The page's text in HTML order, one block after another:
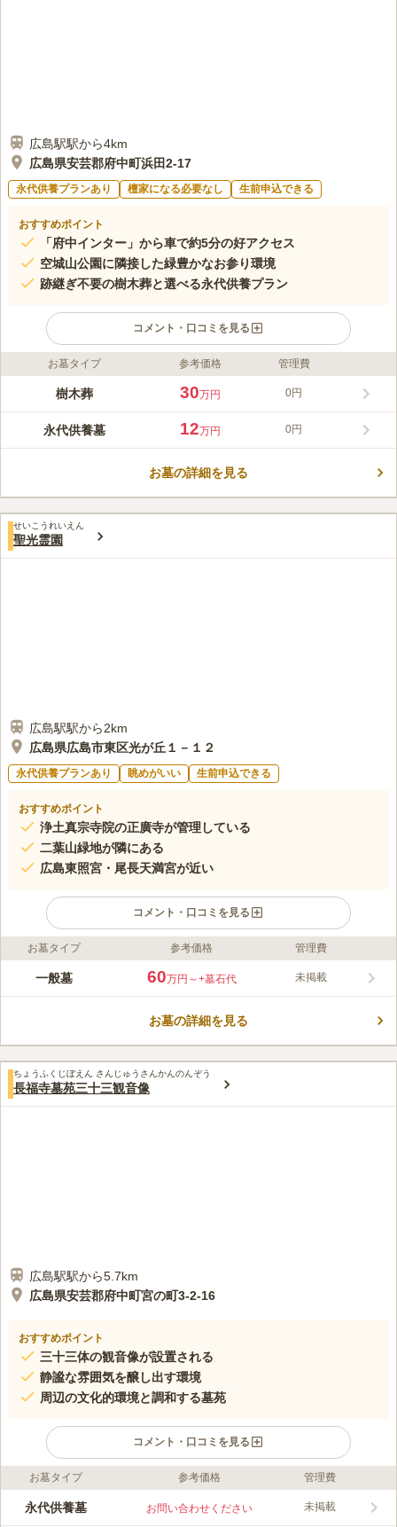
広島駅駅から4km
広島県安芸郡府中町浜田2-17
永代供養プランあり 檀家になる必要なし 生前申込できる
おすすめポイント
「府中インター」から車で約5分の好アクセス
空城山公園に隣接した緑豊かなお参り環境
跡継ぎ不要の樹木葬と選べる永代供養プラン
コメント・口コミを見る
ライフドット編集部のコメント
広島高速「府中インター」から車で約5分、空城山公園に隣接す
完備でアクセスが良く、住宅街や公園外周からも気軽にお参りい
ただけます。樹木葬は30万円、永代供養は10万円からと費用も
す。管理の負担を気にせず、大切な方を緑に囲まれた穏やかな環
この霊園はまだ誰からも評価されていません。
お墓タイプ 参考価格 管理費
樹木葬 30万円 0円
永代供養墓 12万円 0円
お墓の詳細を見る
せいこうれいえん
聖光霊園
広島駅駅から2km
広島県広島市東区光が丘１－１２
永代供養プランあり 眺めがいい 生前申込できる
おすすめポイント
浄土真宗寺院の正廣寺が管理している
二葉山緑地が隣にある
広島東照宮・尾長天満宮が近い
コメント・口コミを見る
ライフドット編集部のコメント
広島市の小高い丘にあり、市内の街並みが望める素晴らしいロケ
りのお墓のため、故人も穏やかに眠れることでしょう。 県道84
口コミ評価
この霊園はまだ誰からも評価されていません。
お墓タイプ 参考価格 管理費
一般墓 60万円～+墓石代 未掲載
お墓の詳細を見る
ちょうふくじぼえん さんじゅうさんかんのんぞう
長福寺墓苑三十三観音像
広島駅駅から5.7km
広島県安芸郡府中町宮の町3-2-16
おすすめポイント
三十三体の観音像が設置される
静謐な雰囲気を醸し出す環境
周辺の文化的環境と調和する墓苑
コメント・口コミを見る
口コミ評価
この霊園はまだ誰からも評価されていません。
お墓タイプ 参考価格 管理費
永代供養墓 お問い合わせください 未掲載